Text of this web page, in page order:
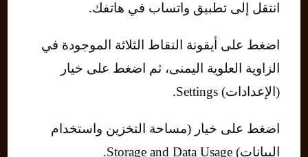
انتقل إلى تطبيق واتساب في هاتفك.
اضغط على أيقونة النقاط الثلاثة الموجودة في
الزاوية العلوية اليمنى، ثم اضغط على خيار
(الإعدادات) Settings.
اضغط على خيار (مساحة التخزين واستخدام
البيانات) Storage and Data Usage.